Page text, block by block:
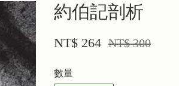
約伯記剖析
NT$ 264 NT$ 300
數量